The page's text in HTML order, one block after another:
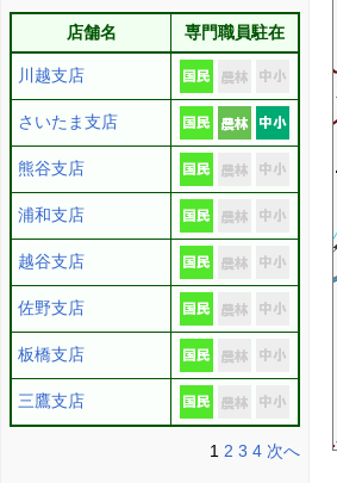
店舗名 専門職員駐在
川越支店
さいたま支店
熊谷支店
浦和支店
越谷支店
佐野支店
板橋支店
三鷹支店
1 2 3 4 次へ